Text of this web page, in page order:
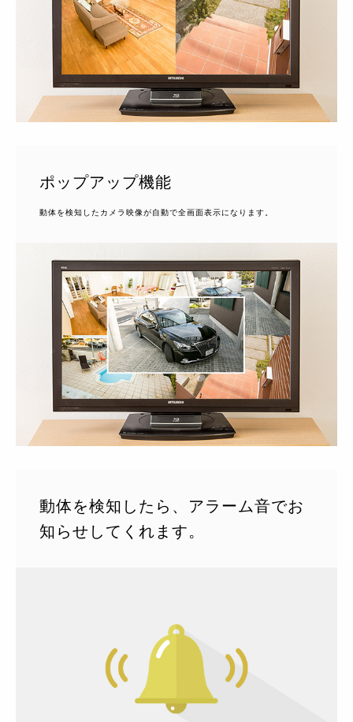
ポップアップ機能
動体を検知したカメラ映像が自動で全画面表示になります。
動体を検知したら、アラーム音でお
知らせしてくれます。